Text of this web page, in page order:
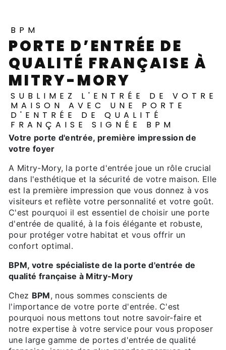
BPM
PORTE D’ENTRÉE DE
QUALITÉ FRANÇAISE À
MITRY-MORY
SUBLIMEZ L'ENTRÉE DE VOTRE
MAISON AVEC UNE PORTE
D'ENTRÉE DE QUALITÉ
FRANÇAISE SIGNÉE BPM
Votre porte d'entrée, première impression de
votre foyer
A Mitry-Mory, la porte d'entrée joue un rôle crucial
dans l'esthétique et la sécurité de votre maison. Elle
est la première impression que vous donnez à vos
visiteurs et reflète votre personnalité et votre goût.
C'est pourquoi il est essentiel de choisir une porte
d'entrée de qualité, à la fois élégante et robuste,
pour protéger votre habitat et vous offrir un
confort optimal.
BPM, votre spécialiste de la porte d'entrée de
qualité française à Mitry-Mory
Chez BPM, nous sommes conscients de
l'importance de votre porte d'entrée. C'est
pourquoi nous mettons tout notre savoir-faire et
notre expertise à votre service pour vous proposer
une large gamme de portes d'entrée de qualité